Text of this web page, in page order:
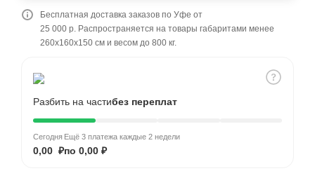
Бесплатная доставка заказов по Уфе от
25 000 р. Распространяется на товары габаритами менее
260x160x150 см и весом до 800 кг.
Разбить на частибез переплат
Сегодня
0,00 ₽
Ещё 3 платежа каждые 2 недели
по 0,00 ₽